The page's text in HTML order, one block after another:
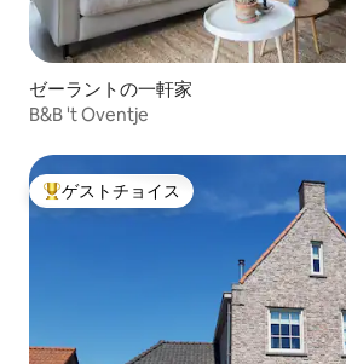
ゼーラントの一軒家
B&B 't Oventje
大好評のゲストチョイスです。
ゲストチョイス